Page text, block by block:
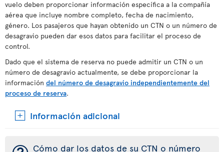
vuelo deben proporcionar información específica a la compañía
aérea que incluye nombre completo, fecha de nacimiento,
género. Los pasajeros que hayan obtenido un CTN o un número de
desagravio pueden dar esos datos para facilitar el proceso de
control.
Dado que el sistema de reserva no puede admitir un CTN o un
número de desagravio actualmente, se debe proporcionar la
información del número de desagravio independientemente del
proceso de reserva.
Información adicional
Cómo dar los datos de su CTN o número